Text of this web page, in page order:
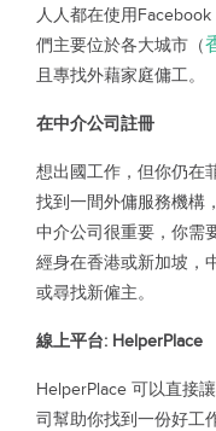
人人都在使用
們主要位於各大城市（
且專找外藉家庭傭工。
在中介公司註冊
想出國工作，但你仍在
找到一間外傭服務機構
中介公司很重要，你需
經身在香港或新加坡，
或尋找新僱主。
線上平台: HelperPlace
HelperPlace 可以直接
司幫助你找到一份好工